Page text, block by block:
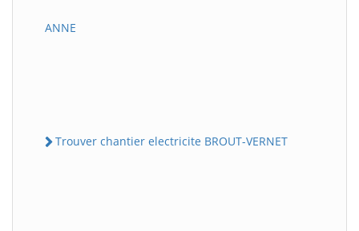
ANNE
Trouver chantier electricite BROUT-VERNET